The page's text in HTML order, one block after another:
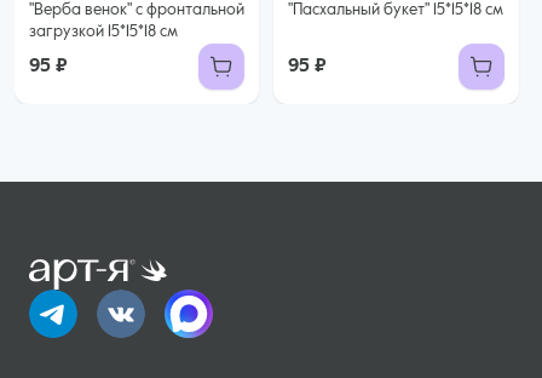
"Верба венок" с фронтальной
загрузкой 15*15*18 см
95 ₽
"Пасхальный букет" 15*15*18 см
95 ₽